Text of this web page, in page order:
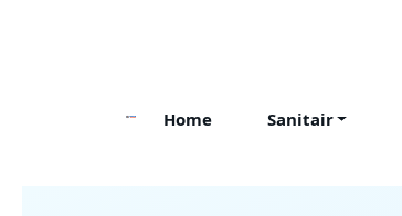
Home Sanitair